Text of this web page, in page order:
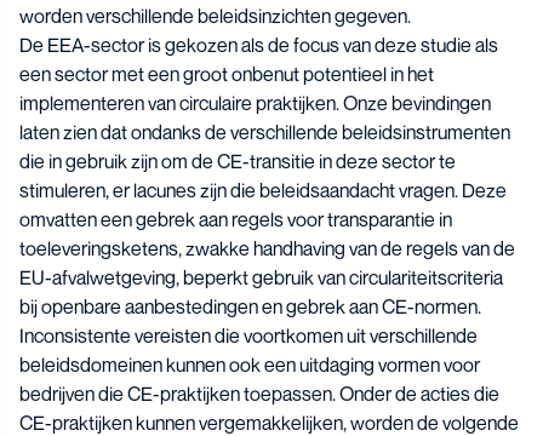
worden verschillende beleidsinzichten gegeven.
De EEA-sector is gekozen als de focus van deze studie als
een sector met een groot onbenut potentieel in het
implementeren van circulaire praktijken. Onze bevindingen
laten zien dat ondanks de verschillende beleidsinstrumenten
die in gebruik zijn om de CE-transitie in deze sector te
stimuleren, er lacunes zijn die beleidsaandacht vragen. Deze
omvatten een gebrek aan regels voor transparantie in
toeleveringsketens, zwakke handhaving van de regels van de
EU-afvalwetgeving, beperkt gebruik van circulariteitscriteria
bij openbare aanbestedingen en gebrek aan CE-normen.
Inconsistente vereisten die voortkomen uit verschillende
beleidsdomeinen kunnen ook een uitdaging vormen voor
bedrijven die CE-praktijken toepassen. Onder de acties die
CE-praktijken kunnen vergemakkelijken, worden de volgende